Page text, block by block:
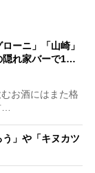
ーニ」「山崎」
隠れ家バーで1…
お酒にはまた格
…
う」や「キヌカツ